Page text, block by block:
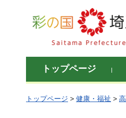
彩の国 埼玉県
トップページ
トップページ > 健康・福祉 >